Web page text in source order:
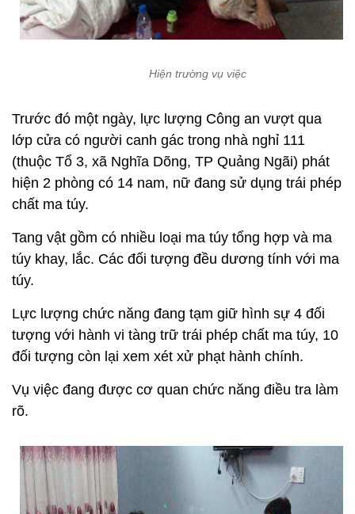
Hiện trường vụ việc
Trước đó một ngày, lực lượng Công an vượt qua
lớp cửa có người canh gác trong nhà nghỉ 111
(thuộc Tổ 3, xã Nghĩa Dõng, TP Quảng Ngãi) phát
hiện 2 phòng có 14 nam, nữ đang sử dụng trái phép
chất ma túy.
Tang vật gồm có nhiều loại ma túy tổng hợp và ma
túy khay, lắc. Các đối tượng đều dương tính với ma
túy.
Lực lượng chức năng đang tạm giữ hình sự 4 đối
tượng với hành vi tàng trữ trái phép chất ma túy, 10
đối tượng còn lại xem xét xử phạt hành chính.
Vụ việc đang được cơ quan chức năng điều tra làm
rõ.